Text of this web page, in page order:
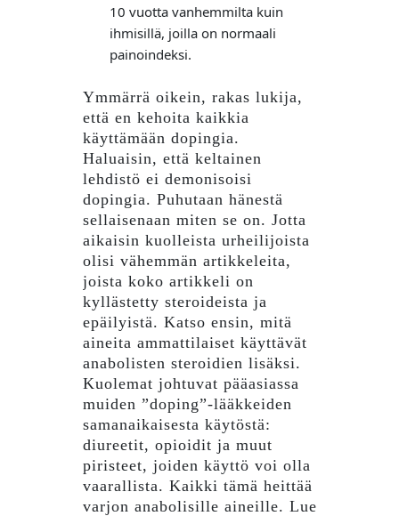
10 vuotta vanhemmilta kuin
ihmisillä, joilla on normaali
painoindeksi.
Ymmärrä oikein, rakas lukija,
että en kehoita kaikkia
käyttämään dopingia.
Haluaisin, että keltainen
lehdistö ei demonisoisi
dopingia. Puhutaan hänestä
sellaisenaan miten se on. Jotta
aikaisin kuolleista urheilijoista
olisi vähemmän artikkeleita,
joista koko artikkeli on
kyllästetty steroideista ja
epäilyistä. Katso ensin, mitä
aineita ammattilaiset käyttävät
anabolisten steroidien lisäksi.
Kuolemat johtuvat pääasiassa
muiden ”doping”-lääkkeiden
samanaikaisesta käytöstä:
diureetit, opioidit ja muut
piristeet, joiden käyttö voi olla
vaarallista. Kaikki tämä heittää
varjon anabolisille aineille. Lue